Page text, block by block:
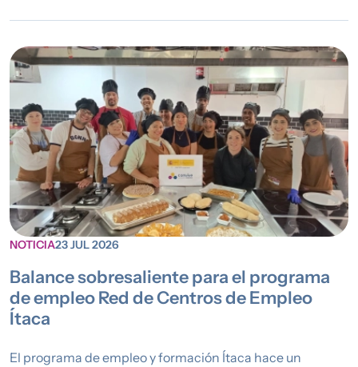
NOTICIA23 JUL 2026
Balance sobresaliente para el programa
de empleo Red de Centros de Empleo
Ítaca
El programa de empleo y formación Ítaca hace un